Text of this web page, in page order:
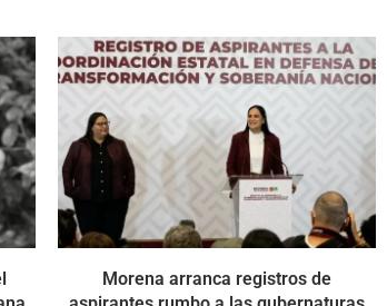
Morena arranca registros de